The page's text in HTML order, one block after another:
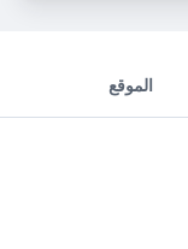
الموقع